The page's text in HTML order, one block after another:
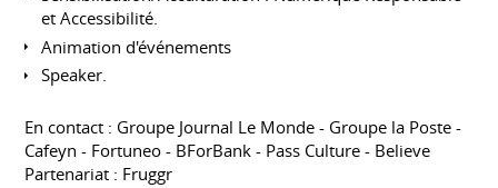
et Accessibilité.
Animation d'événements
Speaker.
En contact : Groupe Journal Le Monde - Groupe la Poste -
Cafeyn - Fortuneo - BForBank - Pass Culture - Believe
Partenariat : Fruggr